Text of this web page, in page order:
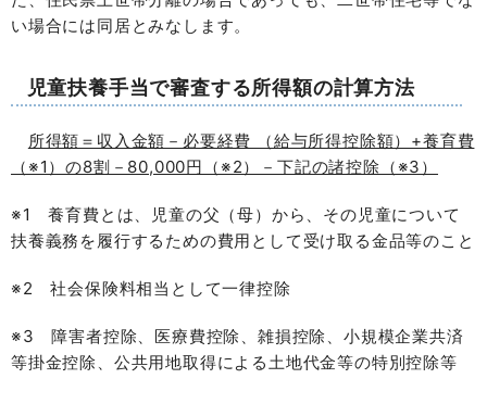
い場合には同居とみなします。
児童扶養手当で審査する所得額の計算方法
所得額＝収入金額－必要経費 （給与所得控除額）+養育費
（※1）の8割－80,000円（※2）－下記の諸控除（※3）
※1 養育費とは、児童の父（母）から、その児童について
扶養義務を履行するための費用として受け取る金品等のこと
※2 社会保険料相当として一律控除
※3 障害者控除、医療費控除、雑損控除、小規模企業共済
等掛金控除、公共用地取得による土地代金等の特別控除等